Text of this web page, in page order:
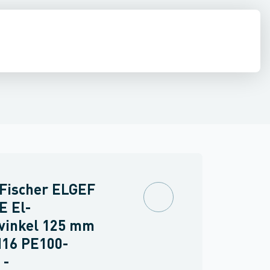
ELGEF
El-
125 mm
PE100-
-